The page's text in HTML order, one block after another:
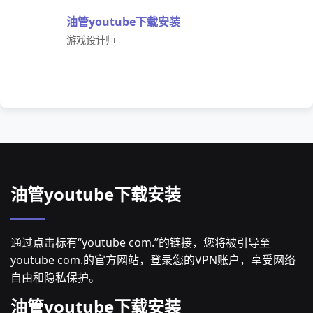
油管youtube下载安装
游戏设计师
油管youtube下载安装
通过点击标有“youtube com.”的链接，您将被引导至
youtube com.的官方网站，登录您的VPN账户，享受网络
自由和隐私保护。
油管youtube下载安装